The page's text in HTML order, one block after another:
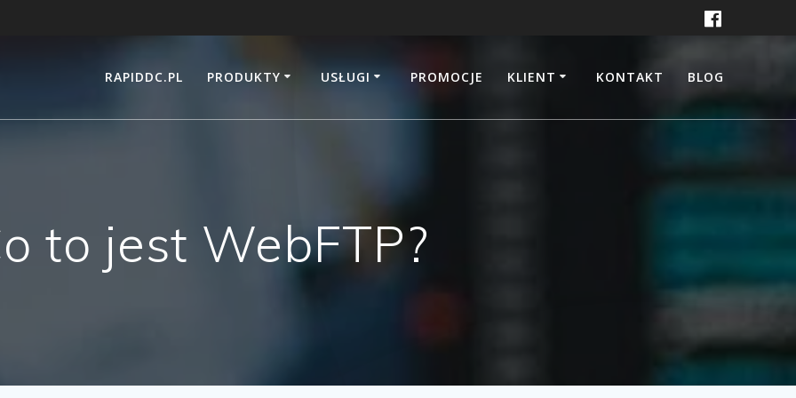
RAPIDDC.PL PRODUKTY USŁUGI PROMOCJE KLIENT KONTAKT BLOG
to jest WebFTP?